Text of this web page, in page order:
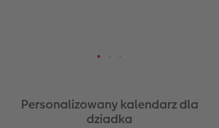
Personalizowany kalendarz dla
dziadka